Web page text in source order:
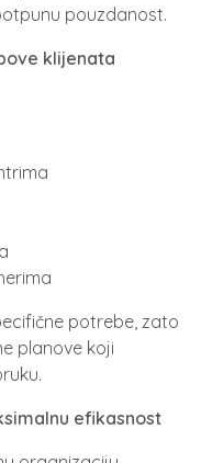
pouzdanost.
klijenata
potrebe, zato
planove koji
efikasnost